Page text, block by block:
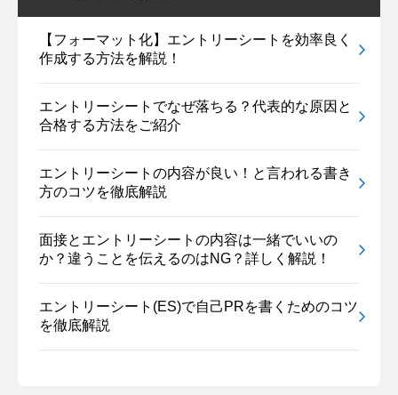
【フォーマット化】エントリーシートを効率良く
作成する方法を解説！
エントリーシートでなぜ落ちる？代表的な原因と
合格する方法をご紹介
エントリーシートの内容が良い！と言われる書き
方のコツを徹底解説
面接とエントリーシートの内容は一緒でいいの
か？違うことを伝えるのはNG？詳しく解説！
エントリーシート(ES)で自己PRを書くためのコツ
を徹底解説